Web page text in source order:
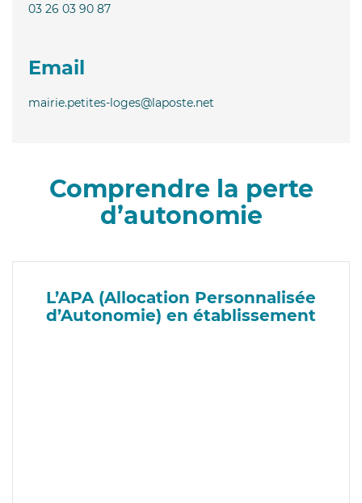
03 26 03 90 87
Email
mairie.petites-loges@laposte.net
Comprendre la perte
d’autonomie
L’APA (Allocation Personnalisée
d’Autonomie) en établissement